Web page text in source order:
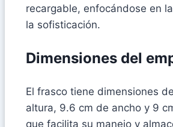
recargable, enfocándose en
la sofisticación.
Dimensiones del
El frasco tiene dimensiones
altura, 9.6 cm de ancho y 9
que facilita su manejo y